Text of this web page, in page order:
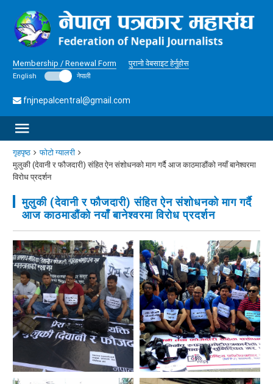
Membership / Renewal Form पुरानो वेबसाइट हेर्नुहोस
English नेपाली
fnjnepalcentral@gmail.com
गृहपृष्ठ
फोटो ग्यालरी
मुलुकी (देवानी र फौजदारी) संहित ऐन संशोधनको माग गर्दै आज काठमाडौंको नयाँ बानेश्वरमा
विरोध प्रदर्शन
मुलुकी (देवानी र फौजदारी) संहित ऐन संशोधनको माग गर्दै
आज काठमाडौंको नयाँ बानेश्वरमा विरोध प्रदर्शन